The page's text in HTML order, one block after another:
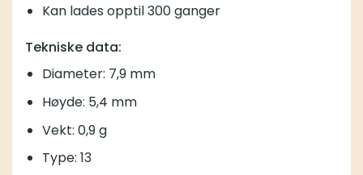
Kan lades opptil 300 ganger
Tekniske data:
Diameter: 7,9 mm
Høyde: 5,4 mm
Vekt: 0,9 g
Type: 13